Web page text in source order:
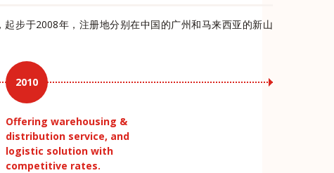
步于2008年，注册地分别在中国的广州和马来西亚的新山
2010
Offering warehousing &
distribution service, and
logistic solution with
competitive rates.